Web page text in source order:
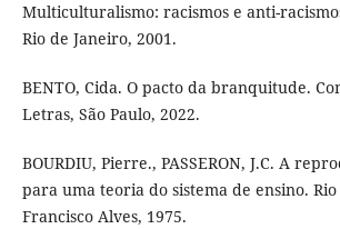
Multiculturalismo: racismos e anti-
Rio de Janeiro, 2001.
BENTO, Cida. O pacto da branquitude.
Letras, São Paulo, 2022.
BOURDIU, Pierre., PASSERON, J.C. A
para uma teoria do sistema de ensino.
Francisco Alves, 1975.